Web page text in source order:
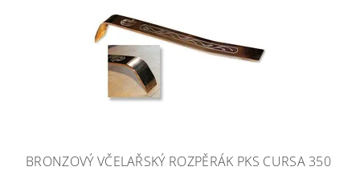
BRONZOVÝ VČELAŘSKÝ ROZPĚRÁK PKS CURSA 350